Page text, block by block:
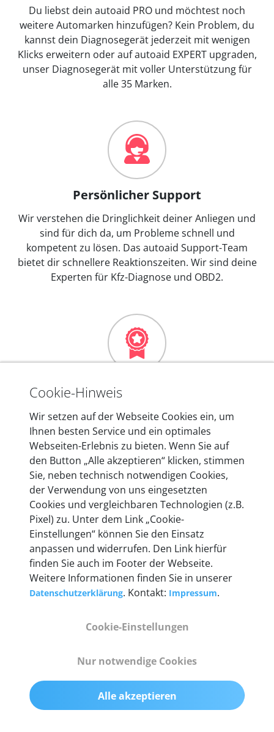
Du liebst dein autoaid PRO und möchtest noch
weitere Automarken hinzufügen? Kein Problem, du
kannst dein Diagnosegerät jederzeit mit wenigen
Klicks erweitern oder auf autoaid EXPERT upgraden,
unser Diagnosegerät mit voller Unterstützung für
alle 35 Marken.
Persönlicher Support
Wir verstehen die Dringlichkeit deiner Anliegen und
sind für dich da, um Probleme schnell und
kompetent zu lösen. Das autoaid Support-Team
bietet dir schnellere Reaktionszeiten. Wir sind deine
Experten für Kfz-Diagnose und OBD2.
Mehr als 10 Jahre Erfahrung
In den Kfz-Diagnosegeräten von autoaid stecken
mehr als 10 Jahre Erfahrung, und auch in Zukunft
entwickeln wir unsere Produkte am Standort in
Berlin laufend weiter. Auf diese Qualität vertrauen
heute mehr als 60.000 Privatkunden und
Unternehmen.
Technische Details &
Lieferumfang
Abmessungen
Gewicht
200 g
Cookie-Hinweis
Wir setzen auf der Webseite Cookies ein, um
Ihnen besten Service und ein optimales
Webseiten-Erlebnis zu bieten. Wenn Sie auf
den Button „Alle akzeptieren“ klicken, stimmen
Sie, neben technisch notwendigen Cookies,
der Verwendung von uns eingesetzten
Cookies und vergleichbaren Technologien (z.B.
Pixel) zu. Unter dem Link „Cookie-
Einstellungen“ können Sie den Einsatz
anpassen und widerrufen. Den Link hierfür
finden Sie auch im Footer der Webseite.
Weitere Informationen finden Sie in unserer
Datenschutzerklärung. Kontakt: Impressum.
Cookie-Einstellungen
Nur notwendige Cookies
Alle akzeptieren